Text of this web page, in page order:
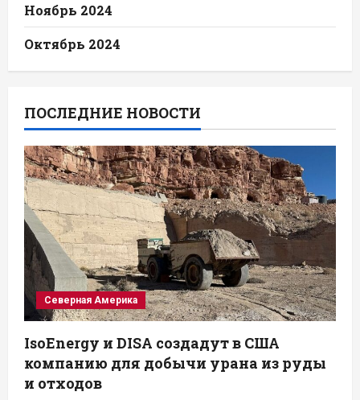
Ноябрь 2024
Октябрь 2024
ПОСЛЕДНИЕ НОВОСТИ
Северная Америка
IsoEnergy и DISA создадут в США
компанию для добычи урана из руды
и отходов